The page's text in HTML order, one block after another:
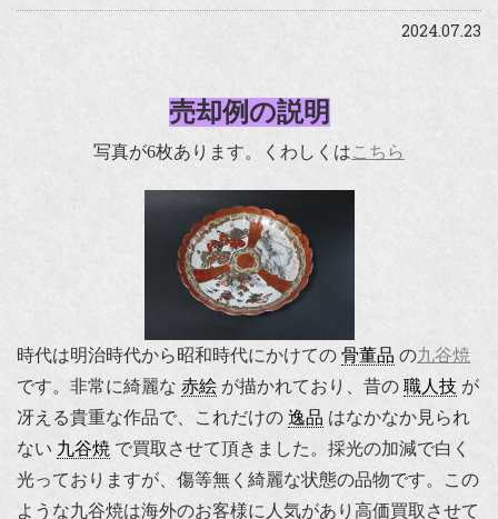
2024.07.23
売却例の説明
写真が6枚あります。くわしくはこちら
時代は明治時代から昭和時代にかけての 骨董品 の九谷焼
です。非常に綺麗な 赤絵 が描かれており、昔の 職人技 が
冴える貴重な作品で、これだけの 逸品 はなかなか見られ
ない 九谷焼 で買取させて頂きました。採光の加減で白く
光っておりますが、傷等無く綺麗な状態の品物です。この
ような九谷焼は海外のお客様に人気があり高価買取させて